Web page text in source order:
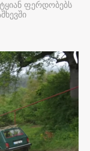
ფერდობებს